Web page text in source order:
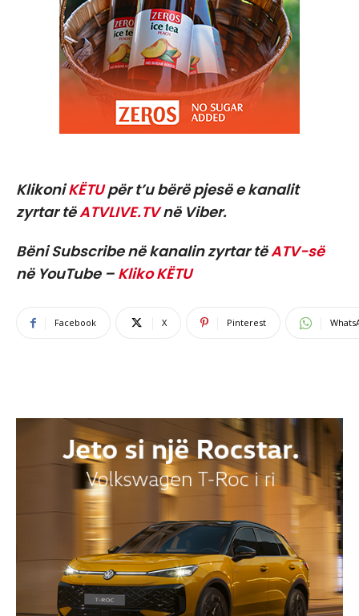
KlikoniKËTUpër t’u bërë pjesë e kanalit
zyrtar tëATVLIVE.TVnë Viber.
Bëni Subscribe në kanalin zyrtar tëATV-së
në YouTube – Kliko KËTU
Facebook X Pinterest